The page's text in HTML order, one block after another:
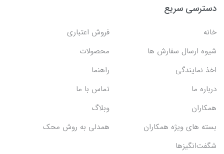
دسترسی سریع
خانه
فروش اعتباری
شیوه ارسال سفارش ها
محصولات
اخذ نمایندگی
راهنما
درباره ما
تماس با ما
همکاران
وبلاگ
بسته های ویژه همکاران
همدلی به روش محک
شگفت‌انگیزها